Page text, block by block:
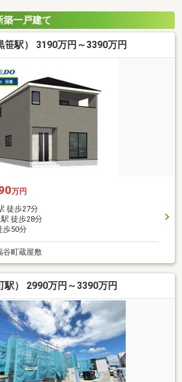
築一戸建て
笹駅） 3190万円～3390万円
万円
徒歩27分
徒歩28分
歩50分
谷町蔵屋敷
駅） 2990万円～3390万円